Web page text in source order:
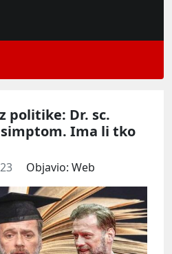
politike: Dr. sc.
simptom. Ima li tko
Objavio: Web